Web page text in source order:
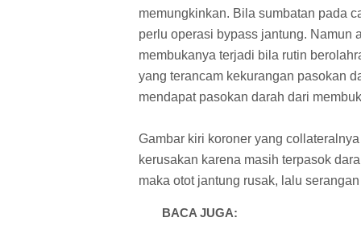
memungkinkan. Bila sumbatan pada
perlu operasi bypass jantung. Namun
membukanya terjadi bila rutin
yang terancam kekurangan pasokan
mendapat pasokan darah dari
Gambar kiri koroner yang
kerusakan karena masih terpasok
maka otot jantung rusak, lalu
BACA JUGA: